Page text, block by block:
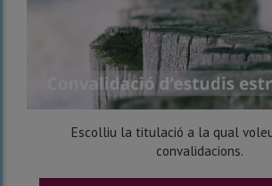
Escolliu la titulació a la qual
convalidacions.